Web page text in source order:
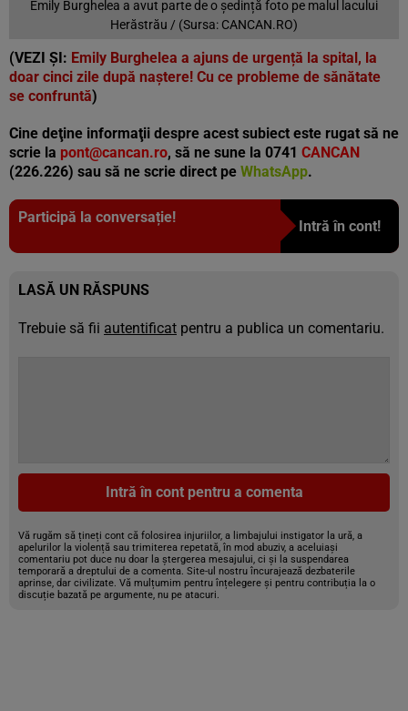
Emily Burghelea a avut parte de o ședință foto pe malul lacului
Herăstrău / (Sursa: CANCAN.RO)
(VEZI ȘI: Emily Burghelea a ajuns de urgență la spital, la
doar cinci zile după naștere! Cu ce probleme de sănătate
se confruntă)
Cine deţine informaţii despre acest subiect este rugat să ne
scrie la pont@cancan.ro, să ne sune la 0741 CANCAN
(226.226) sau să ne scrie direct pe WhatsApp.
Participă la conversație!
Intră în cont!
LASĂ UN RĂSPUNS
Trebuie să fii autentificat pentru a publica un comentariu.
Intră în cont pentru a comenta
Vă rugăm să țineți cont că folosirea injuriilor, a limbajului instigator la ură, a
apelurilor la violență sau trimiterea repetată, în mod abuziv, a aceluiași
comentariu pot duce nu doar la ștergerea mesajului, ci și la suspendarea
temporară a dreptului de a comenta. Site-ul nostru încurajează dezbaterile
aprinse, dar civilizate. Vă mulțumim pentru înțelegere și pentru contribuția la o
discuție bazată pe argumente, nu pe atacuri.